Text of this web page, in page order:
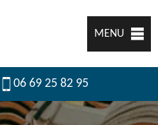
MENU
06 69 25 82 95